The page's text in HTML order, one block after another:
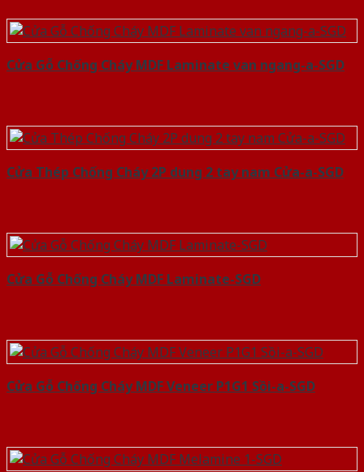
Cửa Gỗ Chống Cháy MDF Laminate van ngang-a-SGD
Cửa Thép Chống Cháy 2P dung 2 tay nam Cửa-a-SGD
Cửa Gỗ Chống Cháy MDF Laminate-SGD
Cửa Gỗ Chống Cháy MDF Veneer P1G1 Sồi-a-SGD